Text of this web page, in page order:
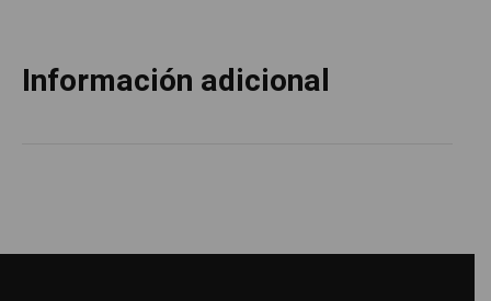
Información adicional